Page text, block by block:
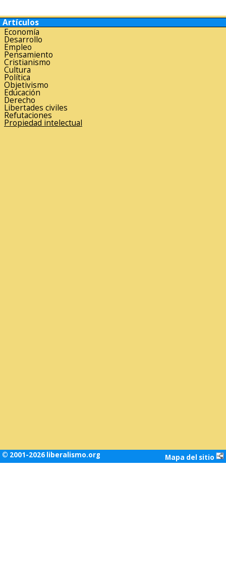
Artículos
Economía
Desarrollo
Empleo
Pensamiento
Cristianismo
Cultura
Política
Objetivismo
Educación
Derecho
Libertades civiles
Refutaciones
Propiedad intelectual
© 2001-2026 liberalismo.org Mapa del sitio